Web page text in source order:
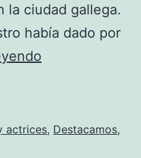
la ciudad gallega.
había dado por
Gonzalo
actrices, Destacamos,